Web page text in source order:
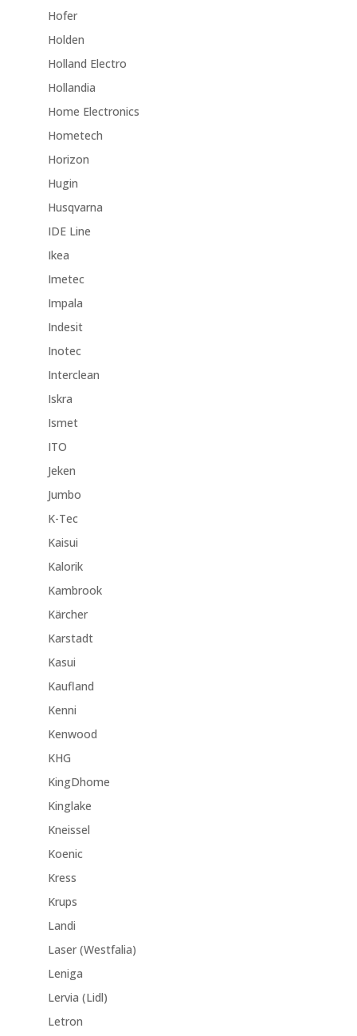
Hofer
Holden
Holland Electro
Hollandia
Home Electronics
Hometech
Horizon
Hugin
Husqvarna
IDE Line
Ikea
Imetec
Impala
Indesit
Inotec
Interclean
Iskra
Ismet
ITO
Jeken
Jumbo
K-Tec
Kaisui
Kalorik
Kambrook
Kärcher
Karstadt
Kasui
Kaufland
Kenni
Kenwood
KHG
KingDhome
Kinglake
Kneissel
Koenic
Kress
Krups
Landi
Laser (Westfalia)
Leniga
Lervia (Lidl)
Letron